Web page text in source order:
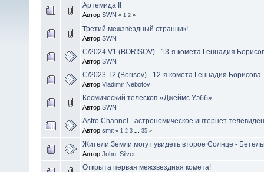
Артемида II
Автор SWN « 1 2 »
Третий межзвёздный странник!
Автор SWN
C/2024 V1 (BORISOV) - 13-я комета Геннадия
Автор SWN
C/2023 T2 (Borisov) - 12-я комета Геннадия Борисова
Автор Vladimir Nebotov
Космический телескоп «Джеймс Уэбб»
Автор SWN
Astro Channel - астрономическое интернет
Автор smit « 1 2 3 35 »
Жители Земли могут увидеть второе Солнце -
Автор John_Silver
Открыта первая межзвездная комета!